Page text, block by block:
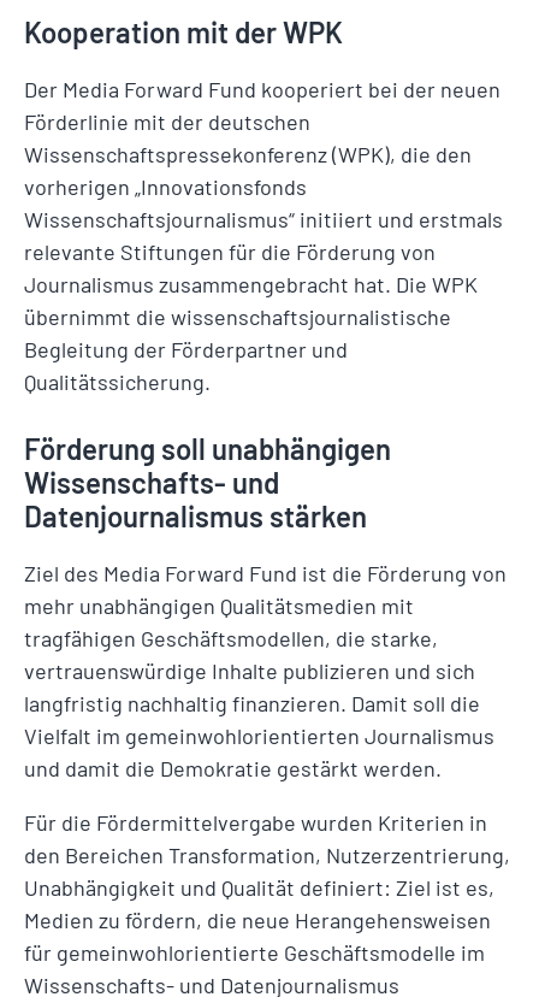
Kooperation mit der WPK
Der Media Forward Fund kooperiert bei der neuen
Förderlinie mit der deutschen
Wissenschaftspressekonferenz (WPK), die den
vorherigen „Innovationsfonds
Wissenschaftsjournalismus“ initiiert und erstmals
relevante Stiftungen für die Förderung von
Journalismus zusammengebracht hat. Die WPK
übernimmt die wissenschaftsjournalistische
Begleitung der Förderpartner und
Qualitätssicherung.
Förderung soll unabhängigen
Wissenschafts- und
Datenjournalismus stärken
Ziel des Media Forward Fund ist die Förderung von
mehr unabhängigen Qualitätsmedien mit
tragfähigen Geschäftsmodellen, die starke,
vertrauenswürdige Inhalte publizieren und sich
langfristig nachhaltig finanzieren. Damit soll die
Vielfalt im gemeinwohlorientierten Journalismus
und damit die Demokratie gestärkt werden.
Für die Fördermittelvergabe wurden Kriterien in
den Bereichen Transformation, Nutzerzentrierung,
Unabhängigkeit und Qualität definiert: Ziel ist es,
Medien zu fördern, die neue Herangehensweisen
für gemeinwohlorientierte Geschäftsmodelle im
Wissenschafts- und Datenjournalismus